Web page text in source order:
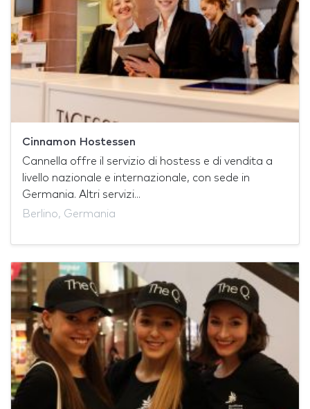
Cinnamon Hostessen
Cannella offre il servizio di hostess e di vendita a
livello nazionale e internazionale, con sede in
Germania. Altri servizi...
Berlino, Germania